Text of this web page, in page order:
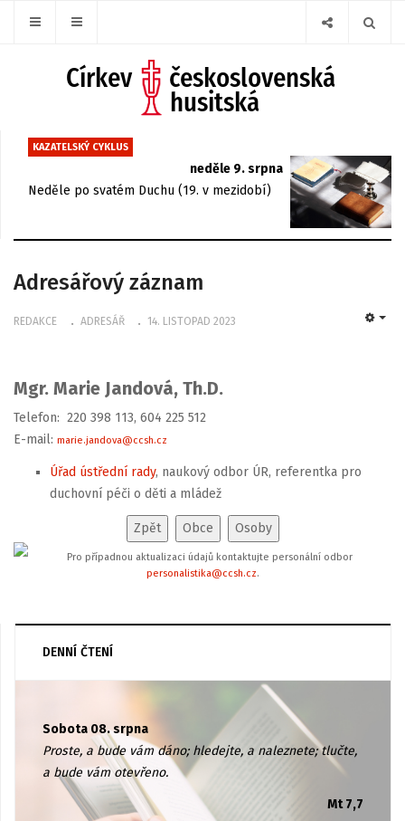
KAZATELSKÝ CYKLUS
neděle 9. srpna
Neděle po svatém Duchu (19. v mezidobí)
Adresářový záznam
REDAKCE ADRESÁŘ 14. LISTOPAD 2023
Mgr. Marie Jandová, Th.D.
Telefon: 220 398 113, 604 225 512
E-mail: marie.jandova@ccsh.cz
Úřad ústřední rady, naukový odbor ÚR, referentka pro
duchovní péči o děti a mládež
Pro případnou aktualizaci údajů kontaktujte personální odbor
personalistika@ccsh.cz.
DENNÍ ČTENÍ
Sobota 08. srpna
Proste, a bude vám dáno; hledejte, a naleznete; tlučte,
a bude vám otevřeno.
Mt 7,7